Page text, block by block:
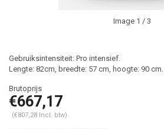
Image 1 / 3
Gebruiksintensiteit: Pro intensief.
Lengte: 82cm, breedte: 57 cm, hoogte: 90 cm.
€667,17
(€807,28 Incl. btw)